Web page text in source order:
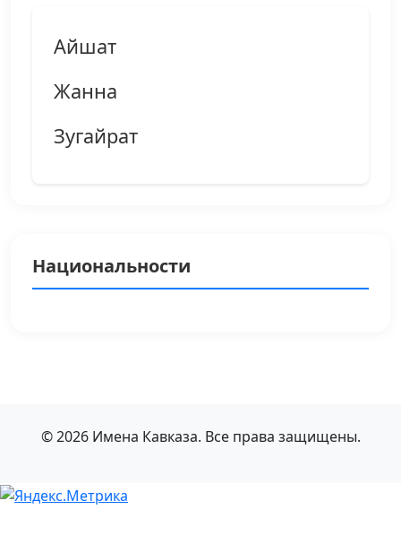
Айшат
Жанна
Зугайрат
Национальности
© 2026 Имена Кавказа. Все права защищены.